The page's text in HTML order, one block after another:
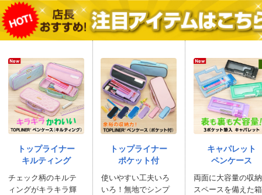
トップライナー
キルティング
チェック柄のキルテ
ィングがキラキラ輝
トップライナー
ポケット付
使いやすい工夫いろ
いろ！無地でシンプ
キャパレット
ペンケース
両面に大容量の収納
スペースを備えた箱